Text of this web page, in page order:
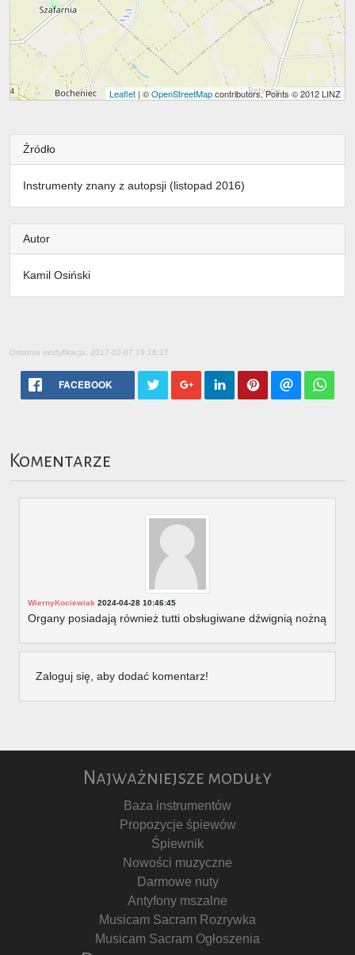
Leaflet | ©OpenStreetMapcontributors, Points © 2012 LINZ
Źródło
Instrumenty znany z autopsji (listopad 2016)
Autor
Kamil Osiński
Ostatnia modyfikacja: 2017-02-07 19:16:27
FACEBOOK
Komentarze
WiernyKociewiak 2024-04-28 10:46:45
Organy posiadają również tutti obsługiwane dźwignią nożną
Zaloguj się, aby dodać komentarz!
Najważniejsze moduły
Baza instrumentów
Propozycje śpiewów
Śpiewnik
Nowości muzyczne
Darmowe nuty
Antyfony mszalne
Musicam Sacram Rozrywka
Musicam Sacram Ogłoszenia